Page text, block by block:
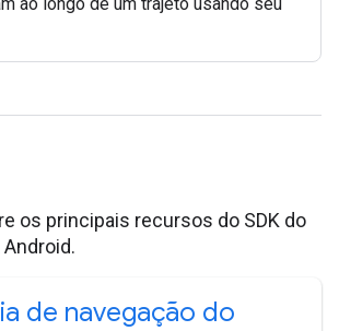
os principais recursos do SDK do
de navegação do